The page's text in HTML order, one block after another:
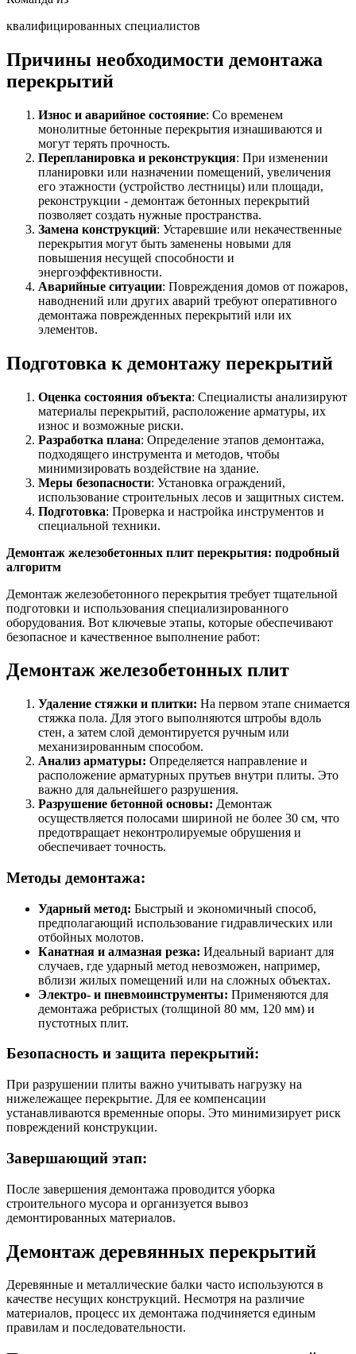
квалифицированных специалистов
Причины необходимости демонтажа
перекрытий
Износ и аварийное состояние: Со временем
монолитные бетонные перекрытия изнашиваются и
могут терять прочность.
Перепланировка и реконструкция: При изменении
планировки или назначении помещений, увеличения
его этажности (устройство лестницы) или площади,
реконструкции - демонтаж бетонных перекрытий
позволяет создать нужные пространства.
Замена конструкций: Устаревшие или некачественные
перекрытия могут быть заменены новыми для
повышения несущей способности и
энергоэффективности.
Аварийные ситуации: Повреждения домов от пожаров,
наводнений или других аварий требуют оперативного
демонтажа поврежденных перекрытий или их
элементов.
Подготовка к демонтажу перекрытий
Оценка состояния объекта: Специалисты анализируют
материалы перекрытий, расположение арматуры, их
износ и возможные риски.
Разработка плана: Определение этапов демонтажа,
подходящего инструмента и методов, чтобы
минимизировать воздействие на здание.
Меры безопасности: Установка ограждений,
использование строительных лесов и защитных систем.
Подготовка: Проверка и настройка инструментов и
специальной техники.
Демонтаж железобетонных плит перекрытия: подробный
алгоритм
Демонтаж железобетонного перекрытия требует тщательной
подготовки и использования специализированного
оборудования. Вот ключевые этапы, которые обеспечивают
безопасное и качественное выполнение работ:
Демонтаж железобетонных плит
Удаление стяжки и плитки: На первом этапе снимается
стяжка пола. Для этого выполняются штробы вдоль
стен, а затем слой демонтируется ручным или
механизированным способом.
Анализ арматуры: Определяется направление и
расположение арматурных прутьев внутри плиты. Это
важно для дальнейшего разрушения.
Разрушение бетонной основы: Демонтаж
осуществляется полосами шириной не более 30 см, что
предотвращает неконтролируемые обрушения и
обеспечивает точность.
Методы демонтажа:
Ударный метод: Быстрый и экономичный способ,
предполагающий использование гидравлических или
отбойных молотов.
Канатная и алмазная резка: Идеальный вариант для
случаев, где ударный метод невозможен, например,
вблизи жилых помещений или на сложных объектах.
Электро- и пневмоинструменты: Применяются для
демонтажа ребристых (толщиной 80 мм, 120 мм) и
пустотных плит.
Безопасность и защита перекрытий:
При разрушении плиты важно учитывать нагрузку на
нижележащее перекрытие. Для ее компенсации
устанавливаются временные опоры. Это минимизирует риск
повреждений конструкции.
Завершающий этап:
После завершения демонтажа проводится уборка
строительного мусора и организуется вывоз
демонтированных материалов.
Демонтаж деревянных перекрытий
Деревянные и металлические балки часто используются в
качестве несущих конструкций. Несмотря на различие
материалов, процесс их демонтажа подчиняется единым
правилам и последовательности.